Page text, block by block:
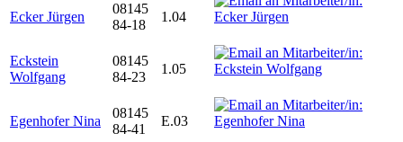
Ecker Jürgen
08145
84-18
1.04
Eckstein
Wolfgang
08145
84-23
1.05
Egenhofer Nina
08145
84-41
E.03